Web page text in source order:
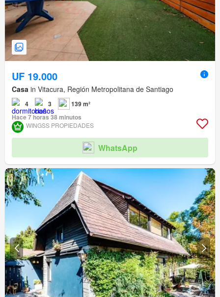
UF 19.000
Casa in Vitacura, Región Metropolitana de Santiago
4 3
139 m²
Hace 7 horas 38 minutos
WINGSS PROPIEDADES
WhatsApp